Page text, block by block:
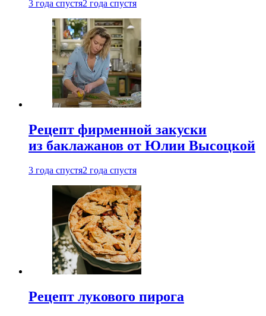
3 года спустя2 года спустя
Рецепт фирменной закуски
из баклажанов от Юлии Высоцкой
3 года спустя2 года спустя
Рецепт лукового пирога